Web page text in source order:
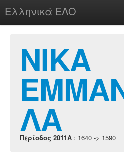
Ελληνικά ΕΛΟ
chesstu.be @ discord
Login
ΝΙΚΑ
ΛΑ
Περίοδος 2011A : 1640 -> 1590